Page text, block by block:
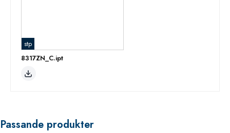
stp
8317ZN_C.ipt
Passande produkter